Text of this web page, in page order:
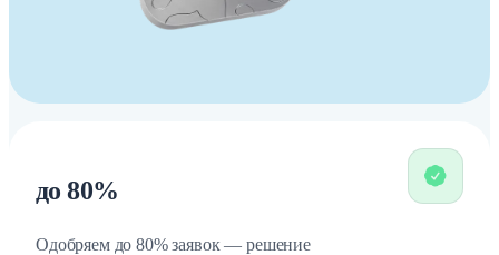
до 80%
Одобряем до 80% заявок — решение